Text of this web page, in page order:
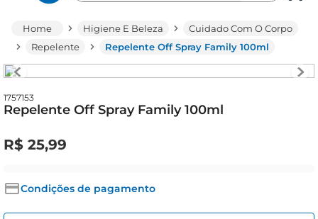
Higiene E Beleza
Cuidado Com O Corpo
Repelente
Repelente Off Spray Family 100ml
1757153
Repelente Off Spray Family 100ml
R$ 25,99
Condições de pagamento
leite
queijo
biscoito
arroz
iogurte